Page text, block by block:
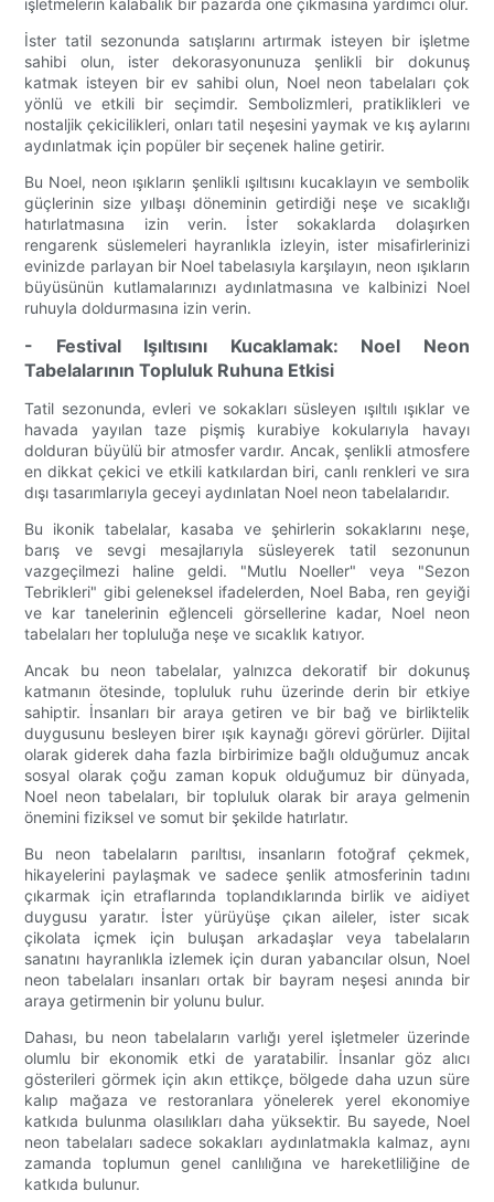
İster tatil sezonunda satışlarını artırmak isteyen bir işletme
sahibi olun, ister dekorasyonunuza şenlikli bir dokunuş
katmak isteyen bir ev sahibi olun, Noel neon tabelaları çok
yönlü ve etkili bir seçimdir. Sembolizmleri, pratiklikleri ve
nostaljik çekicilikleri, onları tatil neşesini yaymak ve kış aylarını
aydınlatmak için popüler bir seçenek haline getirir.
Bu Noel, neon ışıkların şenlikli ışıltısını kucaklayın ve sembolik
güçlerinin size yılbaşı döneminin getirdiği neşe ve sıcaklığı
hatırlatmasına izin verin. İster sokaklarda dolaşırken
rengarenk süslemeleri hayranlıkla izleyin, ister misafirlerinizi
evinizde parlayan bir Noel tabelasıyla karşılayın, neon ışıkların
büyüsünün kutlamalarınızı aydınlatmasına ve kalbinizi Noel
ruhuyla doldurmasına izin verin.
- Festival Işıltısını Kucaklamak: Noel Neon
Tabelalarının Topluluk Ruhuna Etkisi
Tatil sezonunda, evleri ve sokakları süsleyen ışıltılı ışıklar ve
havada yayılan taze pişmiş kurabiye kokularıyla havayı
dolduran büyülü bir atmosfer vardır. Ancak, şenlikli atmosfere
en dikkat çekici ve etkili katkılardan biri, canlı renkleri ve sıra
dışı tasarımlarıyla geceyi aydınlatan Noel neon tabelalarıdır.
Bu ikonik tabelalar, kasaba ve şehirlerin sokaklarını neşe,
barış ve sevgi mesajlarıyla süsleyerek tatil sezonunun
vazgeçilmezi haline geldi. "Mutlu Noeller" veya "Sezon
Tebrikleri" gibi geleneksel ifadelerden, Noel Baba, ren geyiği
ve kar tanelerinin eğlenceli görsellerine kadar, Noel neon
tabelaları her topluluğa neşe ve sıcaklık katıyor.
Ancak bu neon tabelalar, yalnızca dekoratif bir dokunuş
katmanın ötesinde, topluluk ruhu üzerinde derin bir etkiye
sahiptir. İnsanları bir araya getiren ve bir bağ ve birliktelik
duygusunu besleyen birer ışık kaynağı görevi görürler. Dijital
olarak giderek daha fazla birbirimize bağlı olduğumuz ancak
sosyal olarak çoğu zaman kopuk olduğumuz bir dünyada,
Noel neon tabelaları, bir topluluk olarak bir araya gelmenin
önemini fiziksel ve somut bir şekilde hatırlatır.
Bu neon tabelaların parıltısı, insanların fotoğraf çekmek,
hikayelerini paylaşmak ve sadece şenlik atmosferinin tadını
çıkarmak için etraflarında toplandıklarında birlik ve aidiyet
duygusu yaratır. İster yürüyüşe çıkan aileler, ister sıcak
çikolata içmek için buluşan arkadaşlar veya tabelaların
sanatını hayranlıkla izlemek için duran yabancılar olsun, Noel
neon tabelaları insanları ortak bir bayram neşesi anında bir
araya getirmenin bir yolunu bulur.
Dahası, bu neon tabelaların varlığı yerel işletmeler üzerinde
olumlu bir ekonomik etki de yaratabilir. İnsanlar göz alıcı
gösterileri görmek için akın ettikçe, bölgede daha uzun süre
kalıp mağaza ve restoranlara yönelerek yerel ekonomiye
katkıda bulunma olasılıkları daha yüksektir. Bu sayede, Noel
neon tabelaları sadece sokakları aydınlatmakla kalmaz, aynı
zamanda toplumun genel canlılığına ve hareketliliğine de
katkıda bulunur.